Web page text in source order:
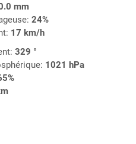
mm
24%
17 km/h
329 °
1021 hPa